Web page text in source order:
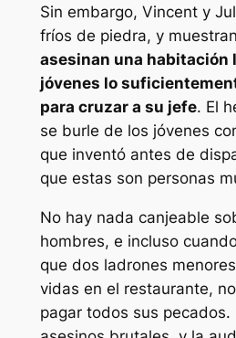
Sin embargo, Vincent y
fríos de piedra, y
asesinan una habitación
jóvenes lo
para cruzar a su jefe. El
se burle de los jóvenes
que inventó antes de
que estas son personas
No hay nada canjeable
hombres, e incluso
que dos ladrones
vidas en el restaurante,
pagar todos sus pecados.